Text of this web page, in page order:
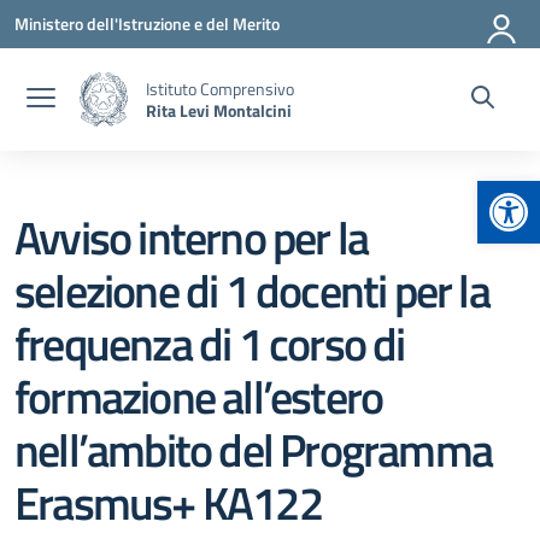
Vai ai contenuti
Vai al menu di navigazione
Vai al footer
Ministero dell'Istruzione e del Merito
Istituto Comprensivo
Rita Levi Montalcini
Avviso interno per la
selezione di 1 docenti per la
frequenza di 1 corso di
formazione all’estero
nell’ambito del Programma
Erasmus+ KA122